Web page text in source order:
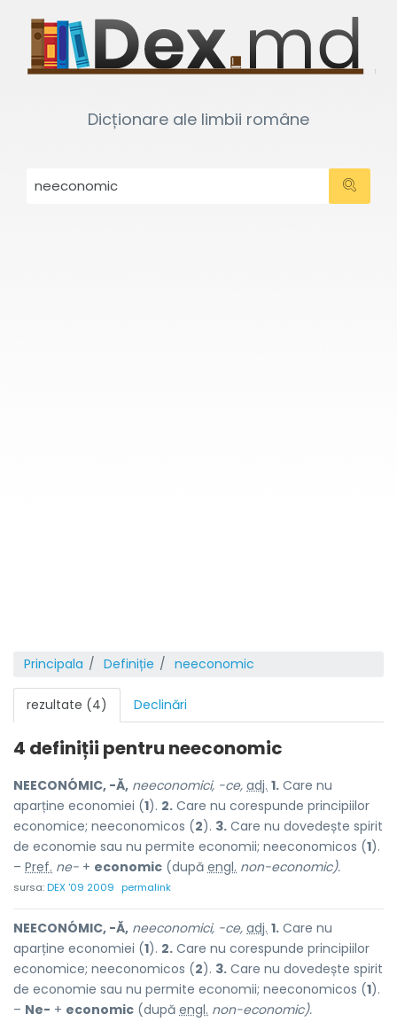
Dicționare ale limbii române
Principala Definiție neeconomic
rezultate (4) Declinări
4 definiții pentru neeconomic
NEECONÓMIC, -Ă, neeconomici, -ce, adj. 1. Care nu
aparține economiei (1). 2. Care nu corespunde principiilor
economice; neeconomicos (2). 3. Care nu dovedește spirit
de economie sau nu permite economii; neeconomicos (1).
– Pref. ne- + economic (după engl. non-economic).
sursa:DEX '09 2009 permalink
NEECONÓMIC, -Ă, neeconomici, -ce, adj. 1. Care nu
aparține economiei (1). 2. Care nu corespunde principiilor
economice; neeconomicos (2). 3. Care nu dovedește spirit
de economie sau nu permite economii; neeconomicos (1).
– Ne- + economic (după engl. non-economic).